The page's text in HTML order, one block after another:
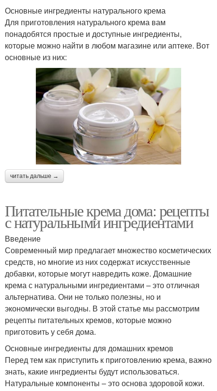
Основные ингредиенты натурального крема
Для приготовления натурального крема вам
понадобятся простые и доступные ингредиенты,
которые можно найти в любом магазине или аптеке. Вот
основные из них:
читать дальше →
Питательные крема дома: рецепты
с натуральными ингредиентами
Введение
Современный мир предлагает множество косметических
средств, но многие из них содержат искусственные
добавки, которые могут навредить коже. Домашние
крема с натуральными ингредиентами – это отличная
альтернатива. Они не только полезны, но и
экономически выгодны. В этой статье мы рассмотрим
рецепты питательных кремов, которые можно
приготовить у себя дома.
Основные ингредиенты для домашних кремов
Перед тем как приступить к приготовлению крема, важно
знать, какие ингредиенты будут использоваться.
Натуральные компоненты – это основа здоровой кожи.